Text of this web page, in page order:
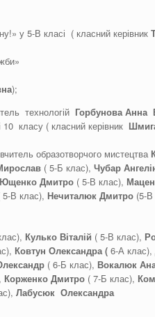
у 5-В класі ( класний керівник
);
технологій Горбунова Анна
класу ( класний керівник
образотворчого мистецтва
( 5-Б клас), Чубар
Ющенко Дмитро( 5-В клас),
В клас), Нечиталюк Дмитро(5-В
Кулько Віталій ( 5-В клас),
Ковтун Олександра ( 6-А клас),
( 6-Б клас), Вокалюк
Корженко Дмитро ( 7-Б клас),
Лабусюк Олександра